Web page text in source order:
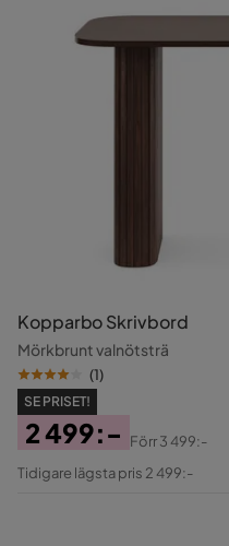
Kopparbo Skrivbord
Mörkbrunt valnötsträ
(1)
SE PRISET!
Pris
2 499:-
Original
Förr3 499:-
Tidigare lägsta pris 2 499:-